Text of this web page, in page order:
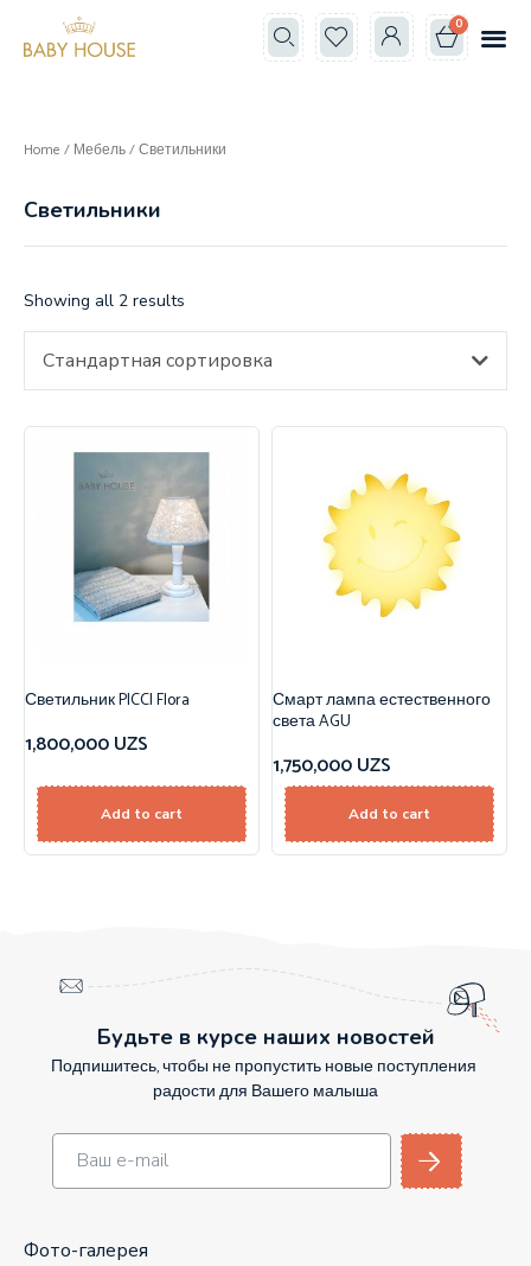
0
Home / Мебель/ Светильники
Светильники
Showing all 2 results
Стандартная сортировка
Светильник PICCI Flora
1,800,000UZS
Add to cart
Смарт лампа естественного
света AGU
1,750,000UZS
Add to cart
Будьте в курсе наших новостей
Подпишитесь, чтобы не пропустить новые поступления
радости для Вашего малыша
Фото-галерея